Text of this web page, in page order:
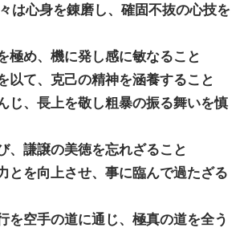
は心身を錬磨し、確固不抜の心技を
極め、機に発し感に敏なること
以て、克己の精神を涵養すること
じ、長上を敬し粗暴の振る舞いを慎
、謙譲の美徳を忘れざること
とを向上させ、事に臨んで過たざる
を空手の道に通じ、極真の道を全う